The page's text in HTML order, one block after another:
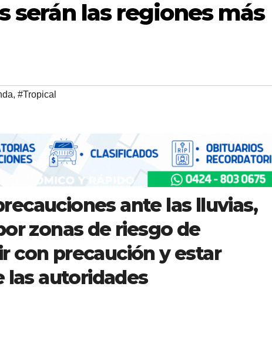
serán las regiones más
, #Tropical
ante las lluvias,
zonas de riesgo de
con precaución y estar
las autoridades